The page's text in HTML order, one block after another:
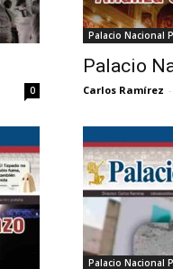
0
Palacio Nacional
Palacio
Carlos Ramírez -
Palacio Nacional